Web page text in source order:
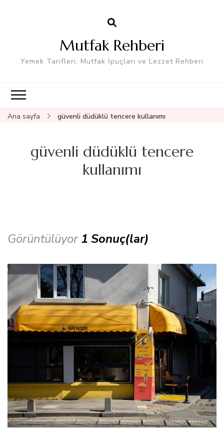
Mutfak Rehberi
Yemek Tarifleri, Mutfak İpuçları ve Lezzet Rehberi
Ana sayfa güvenli düdüklü tencere kullanımı
güvenli düdüklü tencere
kullanımı
Görüntülüyor 1 Sonuç(lar)